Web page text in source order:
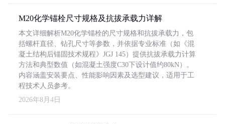
M20化学锚栓尺寸规格及抗拔承载力详解
本文详细解析M20化学锚栓的尺寸规格和抗拔承载力，包
括螺杆直径、钻孔尺寸等参数，并依据专业标准（如《混
凝土结构后锚固技术规程》JGJ 145）提供抗拔承载力计算
方法和典型数值（如混凝土强度C30下设计值约80kN）。
内容涵盖安装要点、性能影响因素及选型建议，适用于工
程技术人员参考。
2026年8月4日